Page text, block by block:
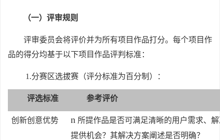
（一）评审规则
评审委员会将评价并为所有项目作品打分。每个项目作
品的得分均基于以下项目作品评判标准：
1.分赛区选拔赛（评分标准为百分制）：
评选标准 参考评价
创新创意优势 n 所提作品是否可满足清晰的用户需求、
提供机会？其解决方案阐述是否明确？